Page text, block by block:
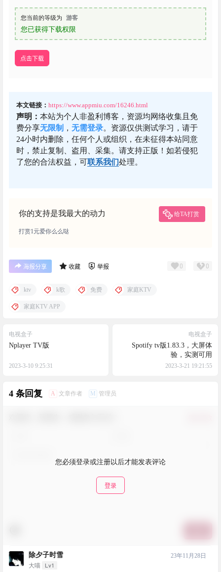
您当前的等级为 游客
您已获得下载权限
点击下载
本文链接： https://www.appmiu.com/16246.html
声明： 本站为个人非盈利博客，资源均网络收集且免
费分享无限制 ， 无需登录。资源仅供测试学习，请于
24小时内删除，任何个人或组织，在未征得本站同意
时，禁止复制、盗用、采集。请支持正版！如若侵犯
了您的合法权益，可联系我们处理。
你的支持是我最大的动力 给TA打赏
打赏1元爱你么么哒
海报分享 收藏 举报 0 0
ktv k歌 免费 家庭KTV
家庭KTV APP
电视盒子
Nplayer TV版
2023-3-10 9:25:31
电视盒子
Spotify tv版1.83.3，大屏体
验，实测可用
2023-3-21 19:21:55
4 条回复 A 文章作者 M 管理员
您必须登录或注册以后才能发表评论
登录
除夕子时雪
大喵 Lv1
23年11月28日